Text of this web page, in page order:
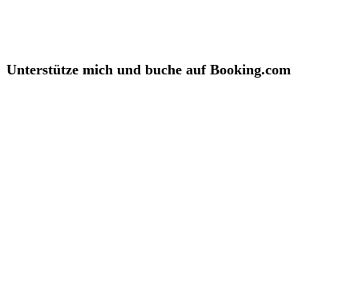
Unterstütze mich und buche auf Booking.com